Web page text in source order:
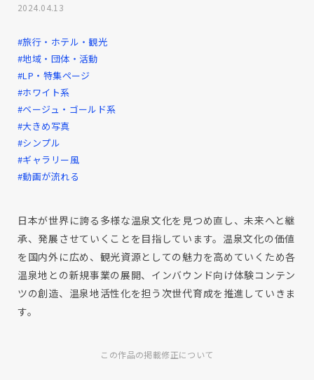
2024.04.13
#旅行・ホテル・観光
#地域・団体・活動
#LP・特集ページ
#ホワイト系
#ベージュ・ゴールド系
#大きめ写真
#シンプル
#ギャラリー風
#動画が流れる
日本が世界に誇る多様な温泉文化を見つめ直し、未来へと継
承、発展させていくことを目指しています。温泉文化の価値
を国内外に広め、観光資源としての魅力を高めていくため各
温泉地との新規事業の展開、インバウンド向け体験コンテン
ツの創造、温泉地活性化を担う次世代育成を推進していきま
す。
この作品の掲載修正について